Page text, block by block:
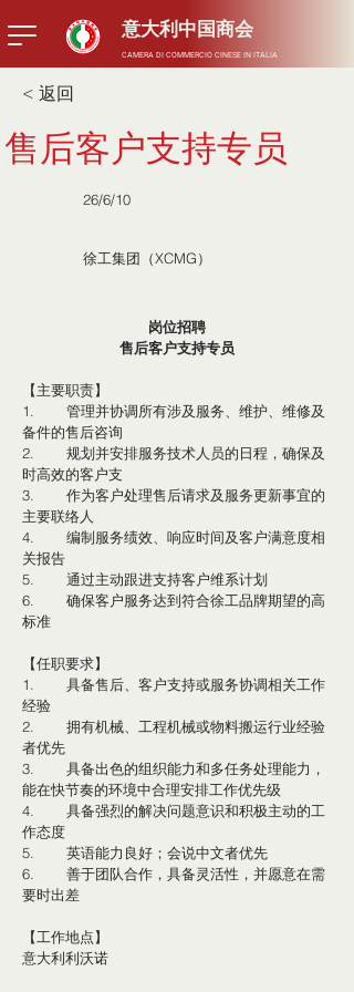
​意大利中国商会
CAMERA DI COMMERCIO CINESE IN ITALIA
< 返回
售后客户支持专员
26/6/10
徐工集团（XCMG）
岗位招聘
售后客户支持专员
【主要职责】
1.	管理并协调所有涉及服务、维护、维修及
备件的售后咨询
2.	规划并安排服务技术人员的日程，确保及
时高效的客户支
3.	作为客户处理售后请求及服务更新事宜的
主要联络人
4.	编制服务绩效、响应时间及客户满意度相
关报告
5.	通过主动跟进支持客户维系计划
6.	确保客户服务达到符合徐工品牌期望的高
标准
【任职要求】
1.	具备售后、客户支持或服务协调相关工作
经验
2.	拥有机械、工程机械或物料搬运行业经验
者优先
3.	具备出色的组织能力和多任务处理能力，
能在快节奏的环境中合理安排工作优先级
4.	具备强烈的解决问题意识和积极主动的工
作态度
5.	英语能力良好；会说中文者优先
6.	善于团队合作，具备灵活性，并愿意在需
要时出差
【工作地点】
意大利利沃诺